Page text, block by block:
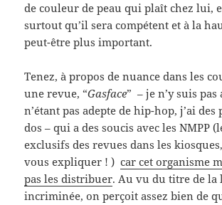
de couleur de peau qui plaît chez lui,
surtout qu’il sera compétent et à la
peut-être plus important.
Tenez, à propos de nuance dans les
une revue, “Gasface” – je n’y suis pas
n’étant pas adepte de hip-hop, j’ai des
dos – qui a des soucis avec les NMPP
exclusifs des revues dans les
vous expliquer ! )car cet organisme
pas les distribuer. Au vu du titre de
incriminée, on perçoit assez bien de